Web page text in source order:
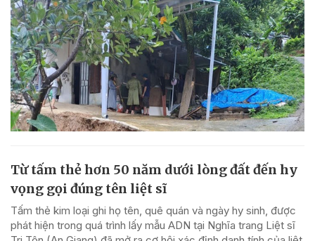
Từ tấm thẻ hơn 50 năm dưới lòng đất đến hy
vọng gọi đúng tên liệt sĩ
Tấm thẻ kim loại ghi họ tên, quê quán và ngày hy sinh, được
phát hiện trong quá trình lấy mẫu ADN tại Nghĩa trang Liệt sĩ